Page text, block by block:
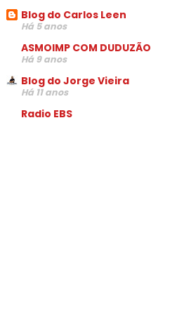
Blog do Carlos Leen
Há 5 anos
ASMOIMP COM DUDUZÃO
Há 9 anos
Blog do Jorge Vieira
Há 11 anos
Radio EBS